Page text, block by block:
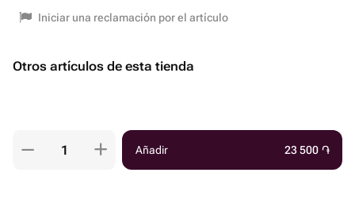
Iniciar una reclamación por el artículo
Otros artículos de esta tienda
Añadir 23 500 ֏